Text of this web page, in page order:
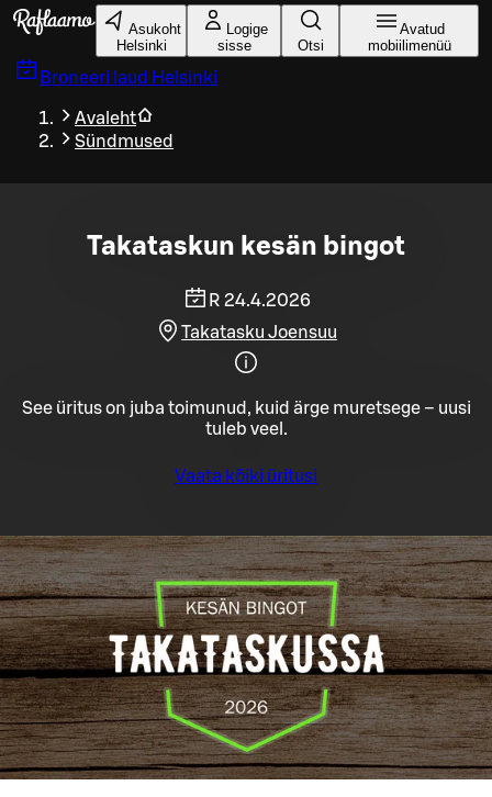
Liigu peamise sisu juurde
Asukoht
Helsinki
Logige
sisse
Otsi
Avatud
mobiilimenüü
Broneeri laud Helsinki
Avaleht
Sündmused
Takataskun kesän bingot
R 24.4.2026
Takatasku Joensuu
See üritus on juba toimunud, kuid ärge muretsege – uusi
tuleb veel.
Vaata kõiki üritusi